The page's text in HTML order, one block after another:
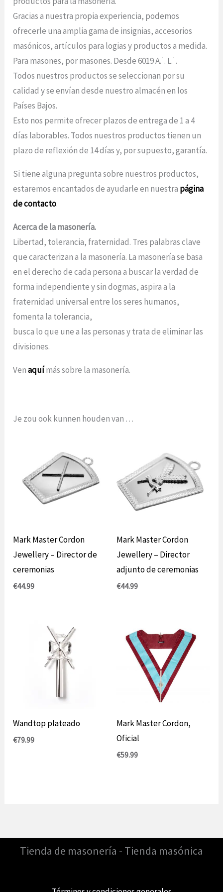
Gracias a nuestra propia experiencia, podemos
ofrecerle una amplia gama de insignias, accesorios
masónicos, artículos para logias y productos a medida.
Para masones, por masones. Desde 6019 A.˙. L.˙.
Todos nuestros productos se seleccionan por su
calidad y se envían desde nuestro almacén en los
Países Bajos.
Esto nos permite ofrecer plazos de entrega de 1 a 4
días laborables. Todos nuestros productos tienen un
plazo de reflexión de 14 días y, por supuesto, garantía.
Si tiene alguna pregunta sobre nuestros productos,
estaremos encantados de ayudarle en nuestra página
de contacto.
Acerca de la masonería.
Libertad, tolerancia, fraternidad. Tres palabras clave
que caracterizan a la masonería. La masonería se basa
en el derecho de cada persona a buscar la verdad de
forma independiente y sin dogmas, aspira a la
fraternidad universal entre los seres humanos,
fomenta la tolerancia,
busca lo que une a las personas y trata de eliminar las
divisiones.
Venaquímás sobre la masonería.
Je zou ook kunnen houden van …
Mark Master Cordon
Jewellery – Director de
ceremonias
€44.99
Mark Master Cordon
Jewellery – Director
adjunto de ceremonias
€44.99
Wandtop plateado
€79.99
Mark Master Cordon,
Oficial
€59.99
Tienda de masonería - Tienda masónica